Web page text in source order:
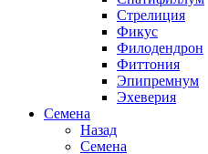
Стрелиция
Фикус
Филодендрон
Фиттония
Эпипремнум
Эхеверия
Семена
Назад
Семена